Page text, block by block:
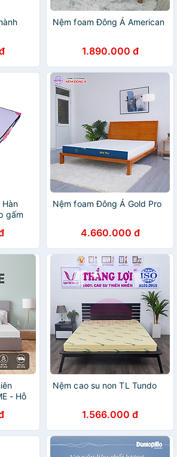
Nệm foam Đông Á American
1.890.000 đ
gấm
Nệm foam Đông Á Gold Pro
4.660.000 đ
- Hỗ
hành
Nệm cao su non TL Tundo
1.566.000 đ